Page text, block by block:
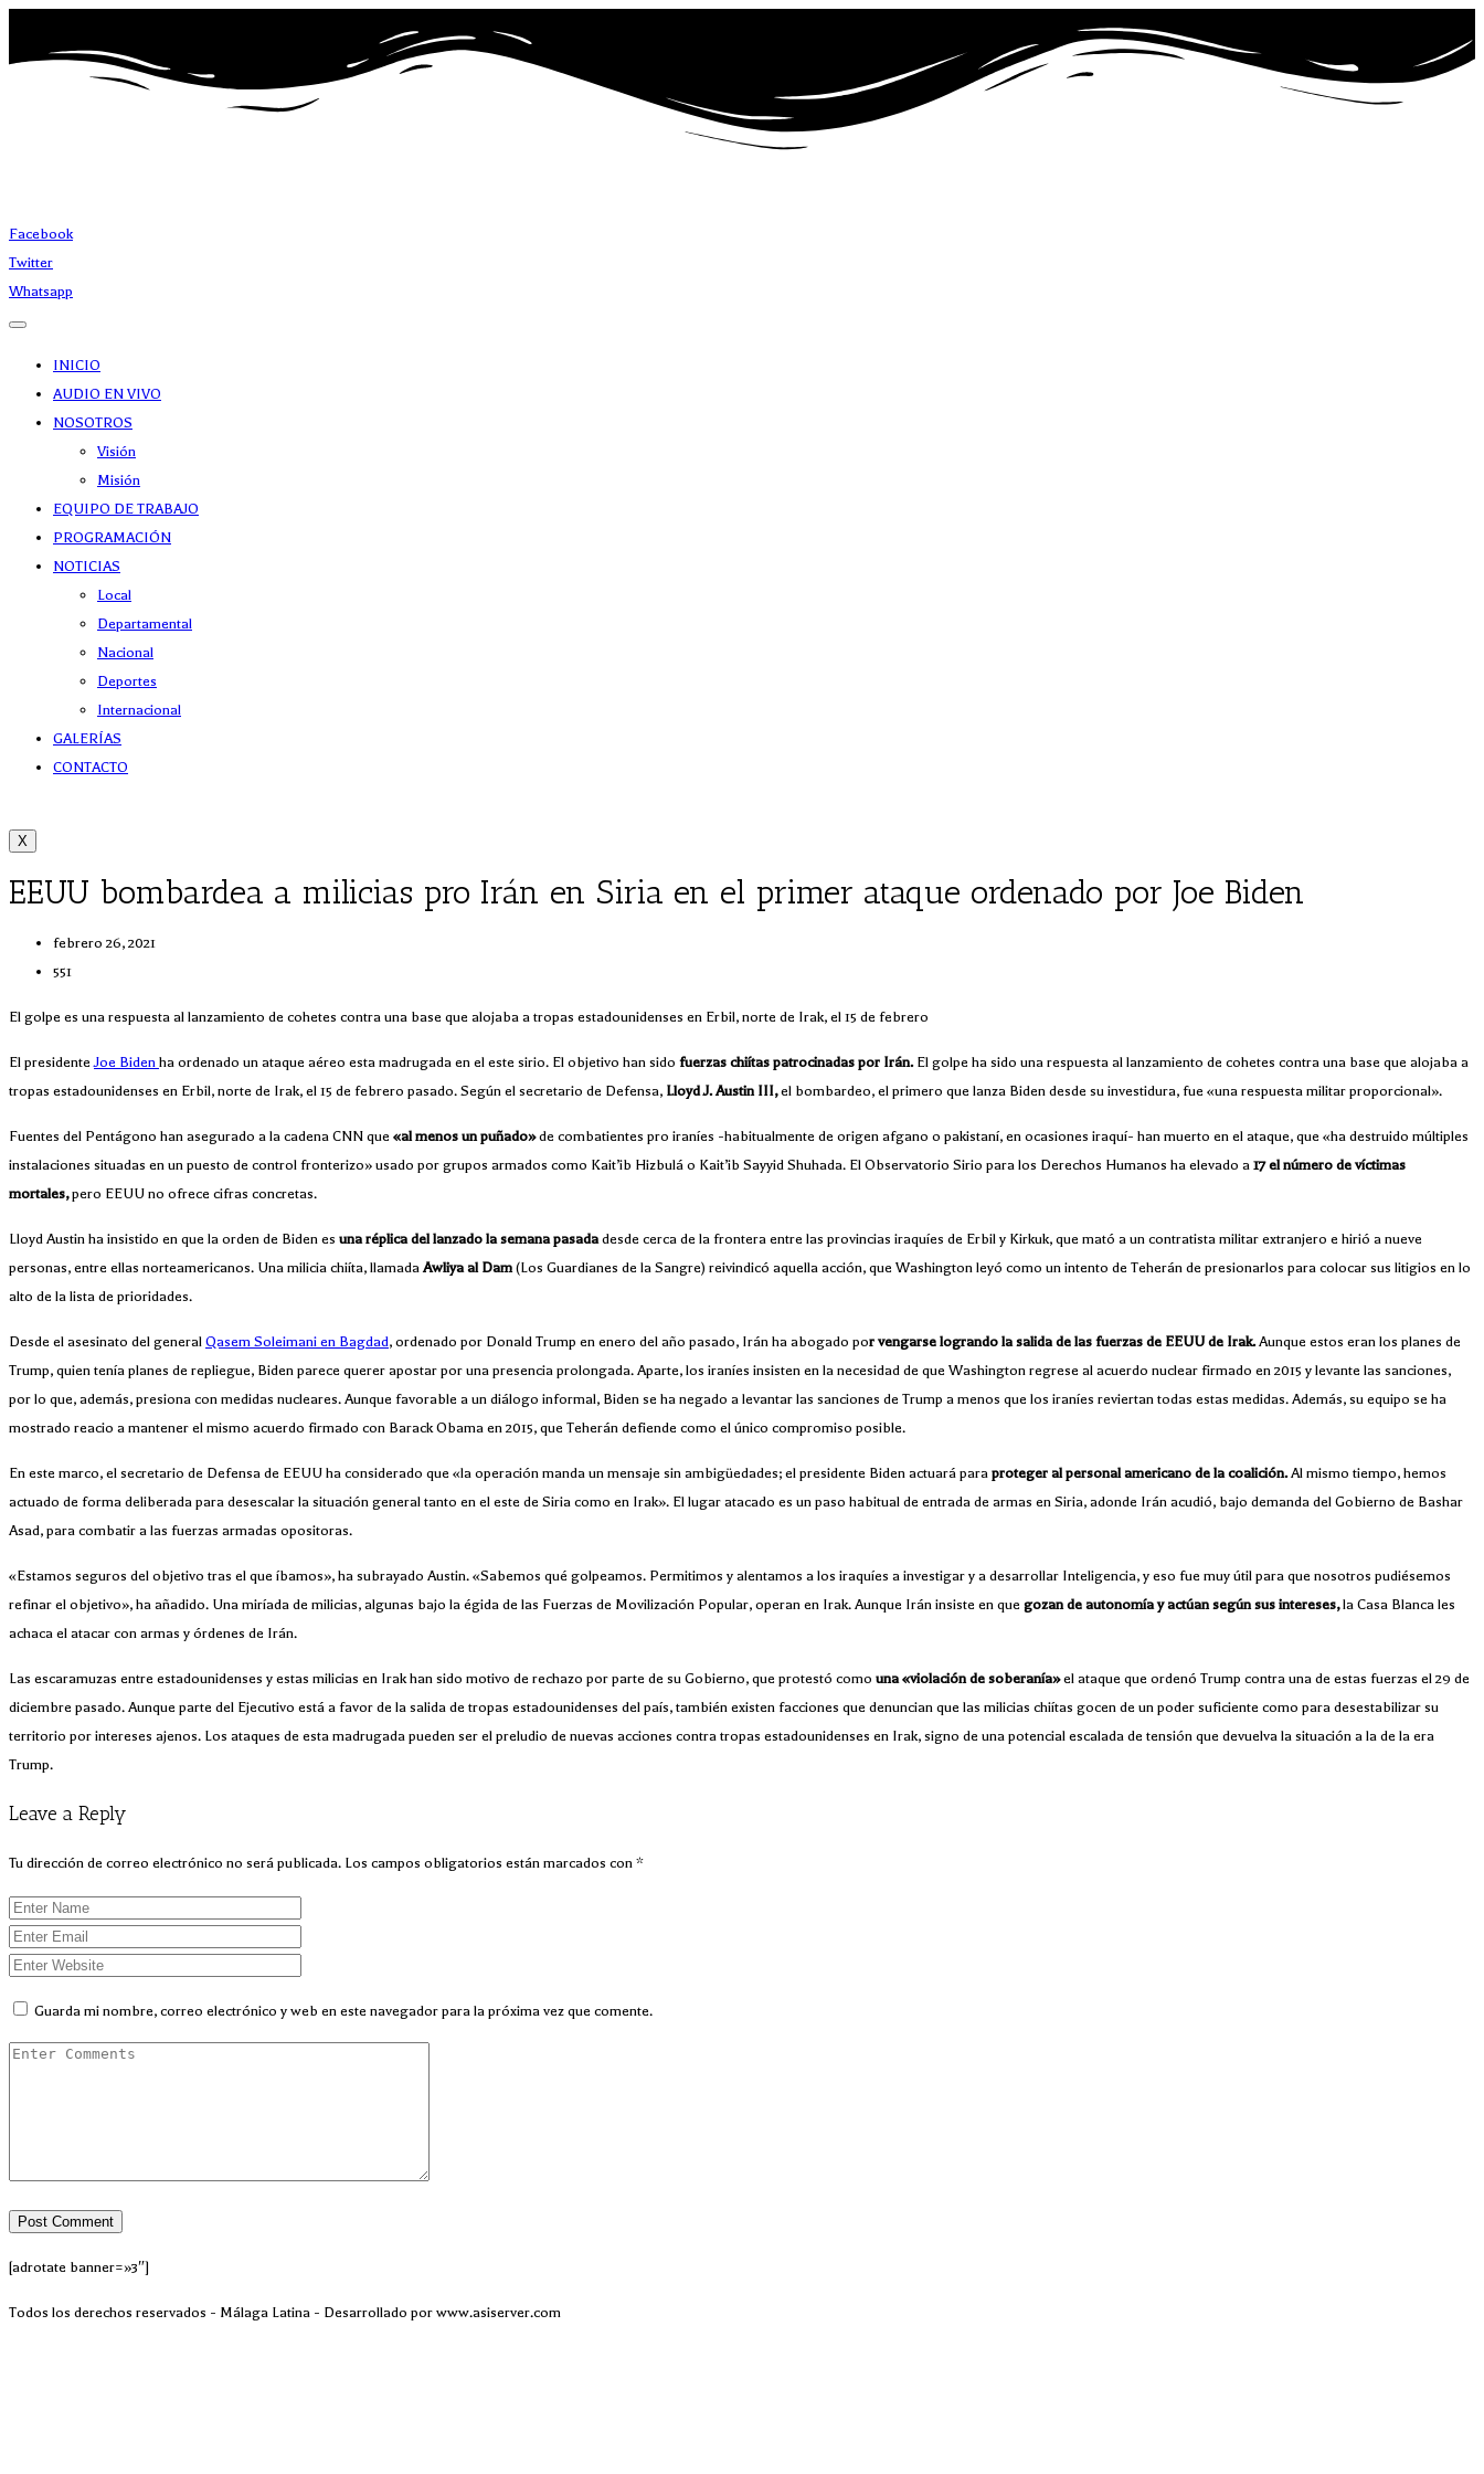
Facebook
Twitter
Whatsapp
INICIO
AUDIO EN VIVO
NOSOTROS
Visión
Misión
EQUIPO DE TRABAJO
PROGRAMACIÓN
NOTICIAS
Local
Departamental
Nacional
Deportes
Internacional
GALERÍAS
CONTACTO
X
EEUU bombardea a milicias pro Irán en Siria en el primer ataque ordenado por Joe Biden
febrero 26, 2021
551
El golpe es una respuesta al lanzamiento de cohetes contra una base que alojaba a tropas estadounidenses en Erbil, norte de Irak, el 15 de febrero
El presidenteJoe Biden ha ordenado un ataque aéreo esta madrugada en el este sirio. El objetivo han sido fuerzas chiítas patrocinadas por Irán.El golpe ha sido una respuesta al lanzamiento de cohetes contra una base que alojaba a
tropas estadounidenses en Erbil, norte de Irak, el 15 de febrero pasado. Según el secretario de Defensa, Lloyd J. Austin III,el bombardeo, el primero que lanza Biden desde su investidura, fue «una respuesta militar proporcional».
Fuentes del Pentágono han asegurado a la cadena CNN que «al menos un puñado»de combatientes pro iraníes -habitualmente de origen afgano o pakistaní, en ocasiones iraquí- han muerto en el ataque, que «ha destruido múltiples
instalaciones situadas en un puesto de control fronterizo» usado por grupos armados como Kait’ib Hizbulá o Kait’ib Sayyid Shuhada. El Observatorio Sirio para los Derechos Humanos ha elevado a 17 el número de víctimas
mortales,pero EEUU no ofrece cifras concretas.
Lloyd Austin ha insistido en que la orden de Biden es una réplica del lanzado la semana pasadadesde cerca de la frontera entre las provincias iraquíes de Erbil y Kirkuk, que mató a un contratista militar extranjero e hirió a nueve
personas, entre ellas norteamericanos. Una milicia chiíta, llamadaAwliya al Dam(Los Guardianes de la Sangre) reivindicó aquella acción, que Washington leyó como un intento de Teherán de presionarlos para colocar sus litigios en lo
alto de la lista de prioridades.
Desde el asesinato del general Qasem Soleimani en Bagdad, ordenado por Donald Trump en enero del año pasado, Irán ha abogado por vengarse logrando la salida de las fuerzas de EEUU de Irak.Aunque estos eran los planes de
Trump, quien tenía planes de repliegue, Biden parece querer apostar por una presencia prolongada. Aparte, los iraníes insisten en la necesidad de que Washington regrese al acuerdo nuclear firmado en 2015 y levante las sanciones,
por lo que, además, presiona con medidas nucleares. Aunque favorable a un diálogo informal, Biden se ha negado a levantar las sanciones de Trump a menos que los iraníes reviertan todas estas medidas. Además, su equipo se ha
mostrado reacio a mantener el mismo acuerdo firmado con Barack Obama en 2015, que Teherán defiende como el único compromiso posible.
En este marco, el secretario de Defensa de EEUU ha considerado que «la operación manda un mensaje sin ambigüedades; el presidente Biden actuará para proteger al personal americano de la coalición.Al mismo tiempo, hemos
actuado de forma deliberada para desescalar la situación general tanto en el este de Siria como en Irak». El lugar atacado es un paso habitual de entrada de armas en Siria, adonde Irán acudió, bajo demanda del Gobierno de Bashar
Asad, para combatir a las fuerzas armadas opositoras.
«Estamos seguros del objetivo tras el que íbamos», ha subrayado Austin. «Sabemos qué golpeamos. Permitimos y alentamos a los iraquíes a investigar y a desarrollar Inteligencia, y eso fue muy útil para que nosotros pudiésemos
refinar el objetivo», ha añadido. Una miríada de milicias, algunas bajo la égida de las Fuerzas de Movilización Popular, operan en Irak. Aunque Irán insiste en que gozan de autonomía y actúan según sus intereses,la Casa Blanca les
achaca el atacar con armas y órdenes de Irán.
Las escaramuzas entre estadounidenses y estas milicias en Irak han sido motivo de rechazo por parte de su Gobierno, que protestó como una «violación de soberanía»el ataque que ordenó Trump contra una de estas fuerzas el 29 de
diciembre pasado. Aunque parte del Ejecutivo está a favor de la salida de tropas estadounidenses del país, también existen facciones que denuncian que las milicias chiítas gocen de un poder suficiente como para desestabilizar su
territorio por intereses ajenos. Los ataques de esta madrugada pueden ser el preludio de nuevas acciones contra tropas estadounidenses en Irak, signo de una potencial escalada de tensión que devuelva la situación a la de la era
Trump.
Leave a Reply
Tu dirección de correo electrónico no será publicada. Los campos obligatorios están marcados con *
Guarda mi nombre, correo electrónico y web en este navegador para la próxima vez que comente.
[adrotate banner=»3″]
Todos los derechos reservados - Málaga Latina - Desarrollado por www.asiserver.com